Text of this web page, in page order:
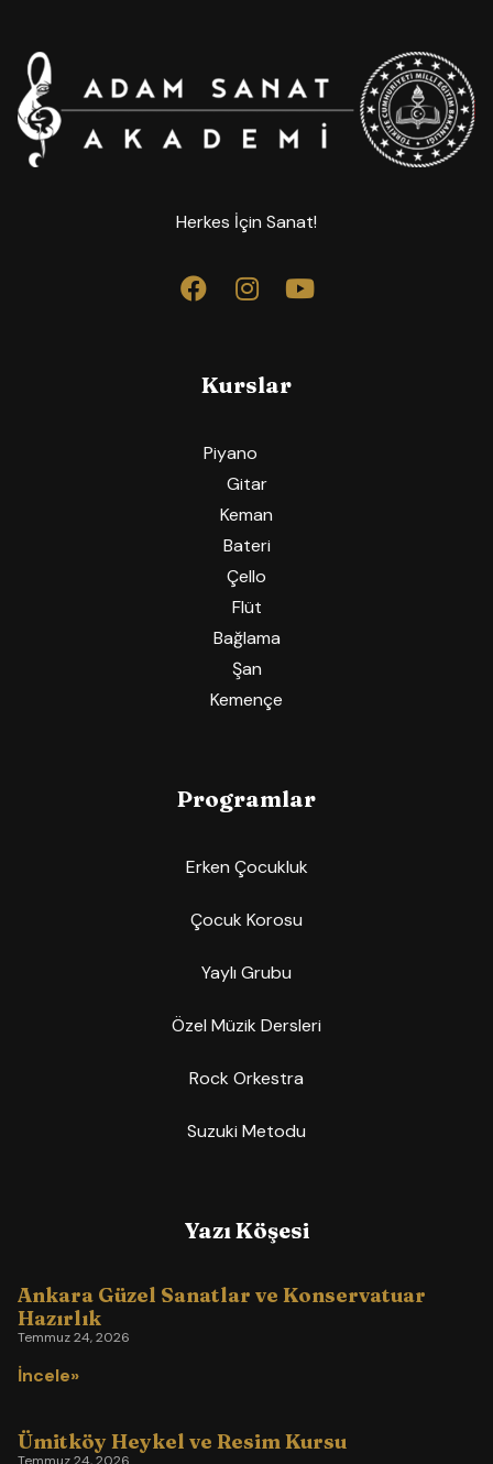
Herkes İçin Sanat!
Kurslar
Piyano
Gitar
Keman
Bateri
Çello
Flüt
Bağlama
Şan
Kemençe
Programlar
Erken Çocukluk
Çocuk Korosu
Yaylı Grubu
Özel Müzik Dersleri
Rock Orkestra
Suzuki Metodu
Yazı Köşesi
Ankara Güzel Sanatlar ve Konservatuar
Hazırlık
Temmuz 24, 2026
İncele»
Ümitköy Heykel ve Resim Kursu